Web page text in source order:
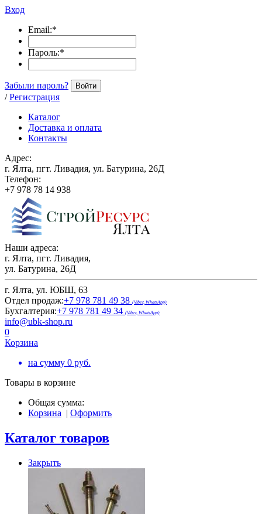
Вход
Email:*
Пароль:*
Забыли пароль? Войти
/ Регистрация
Каталог
Доставка и оплата
Контакты
Адрес:
г. Ялта, пгт. Ливадия, ул. Батурина, 26Д
Телефон:
+7 978 78 14 938
Наши адреса:
г. Ялта, пгт. Ливадия,
ул. Батурина, 26Д
г. Ялта, ул. ЮБШ, 63
Отдел продаж:+7 978 781 49 38 (Viber, WhatsApp)
Бухгалтерия:+7 978 781 49 34 (Viber, WhatsApp)
info@ubk-shop.ru
0
Корзина
на сумму 0 руб.
Товары в корзине
Общая сумма:
Корзина | Оформить
Каталог товаров
Закрыть